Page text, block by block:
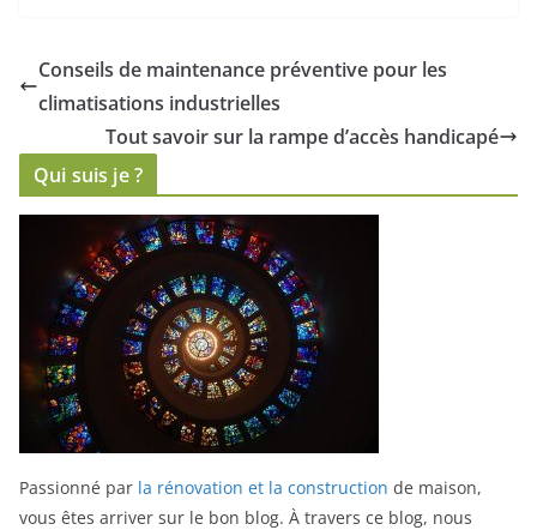
métal moderne
une meilleure
visibilité
Conseils de maintenance préventive pour les
climatisations industrielles
Tout savoir sur la rampe d’accès handicapé
Qui suis je ?
Passionné par la rénovation et la construction de maison,
vous êtes arriver sur le bon blog. À travers ce blog, nous